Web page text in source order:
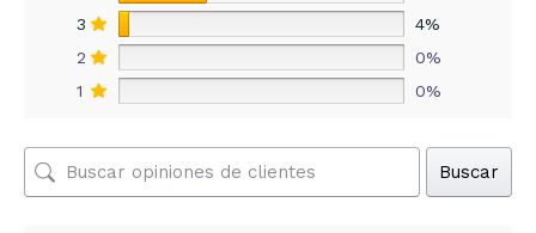
3
4%
2
0%
1
0%
Buscar